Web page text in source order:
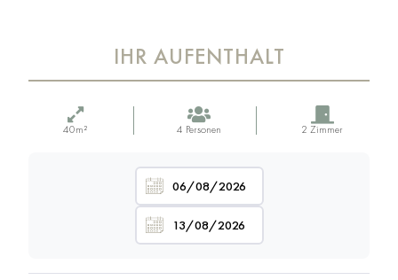
IHR AUFENTHALT
40m² 4 Personen 2 Zimmer